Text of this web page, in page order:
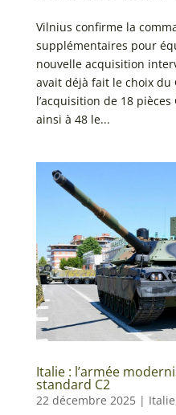
Vilnius confirme la
supplémentaires pour
nouvelle acquisition
avait déjà fait le choix du
l’acquisition de 18
ainsi à 48 le...
Italie : l’armée
standard C2
22 décembre 2025| Italie